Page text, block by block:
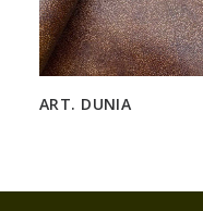
ART. DUNIA